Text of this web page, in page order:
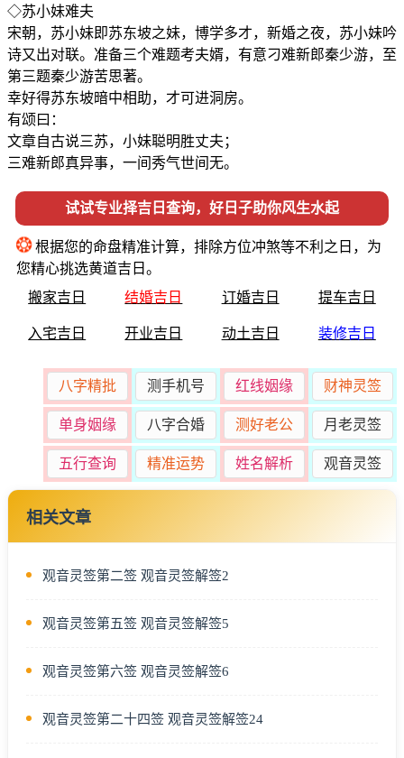
◇苏小妹难夫
宋朝，苏小妹即苏东坡之妹，博学多才，新婚之夜，苏小妹吟
诗又出对联。准备三个难题考夫婿，有意刁难新郎秦少游，至
第三题秦少游苦思著。
幸好得苏东坡暗中相助，才可进洞房。
有颂曰：
文章自古说三苏，小妹聪明胜丈夫；
三难新郎真异事，一间秀气世间无。
试试专业择吉日查询，好日子助你风生水起
❂根据您的命盘精准计算，排除方位冲煞等不利之日，为
您精心挑选黄道吉日。
搬家吉日
结婚吉日 订婚吉日 提车吉日
入宅吉日 开业吉日 动土吉日 装修吉日
八字精批 测手机号 红线姻缘 财神灵签
单身姻缘 八字合婚 测好老公 月老灵签
五行查询 精准运势 姓名解析 观音灵签
相关文章
观音灵签第二签 观音灵签解签2
观音灵签第五签 观音灵签解签5
观音灵签第六签 观音灵签解签6
观音灵签第二十四签 观音灵签解签24